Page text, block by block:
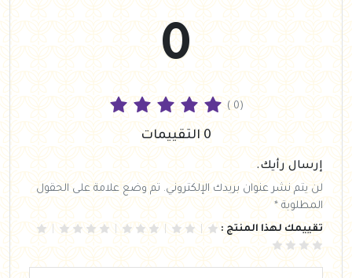
0
( 0)
0 التقييمات
إرسال رأيك.
لن يتم نشر عنوان بريدك الإلكتروني. تم وضع علامة على الحقول
المطلوبة *
تقييمك لهذا المنتج :